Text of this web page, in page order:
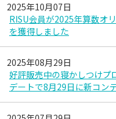
2025年10月07日
RISU会員が2025年算数オ
を獲得しました
2025年08月29日
好評販売中の寝かしつけ
デートで8月29日に新コン